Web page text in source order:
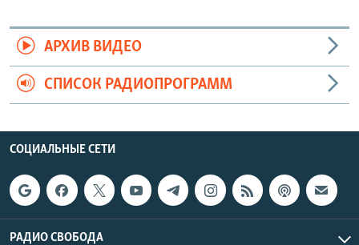
АРХИВ ВИДЕО
СПИСОК РАДИОПРОГРАММ
СОЦИАЛЬНЫЕ СЕТИ
РАДИО СВОБОДА